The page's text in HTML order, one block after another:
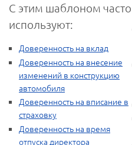
С этим шаблоном часто
используют:
Доверенность на вклад
Доверенность на внесение
изменений в конструкцию
автомобиля
Доверенность на вписание в
страховку
Доверенность на время
отпуска директора